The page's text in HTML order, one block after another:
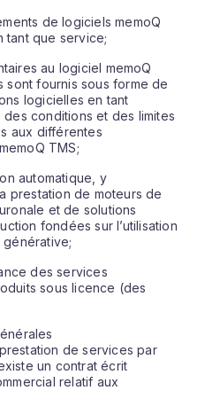
de logiciels memoQ
tant que service;
au logiciel memoQ
sont fournis sous forme de
logicielles en tant
conditions et des limites
aux différentes
TMS;
automatique, y
prestation de moteurs de
et de solutions
fondées sur l’utilisation
des services
sous licence (des
de services par
un contrat écrit
relatif aux